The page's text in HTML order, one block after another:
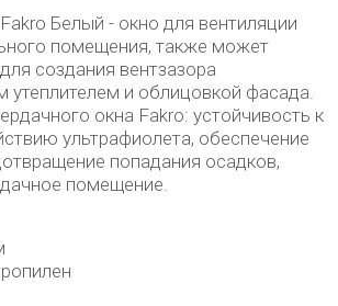
Белый - окно для вентиляции
помещения, также может
создания вентзазора
и облицовкой фасада.
окна Fakro: устойчивость к
ультрафиолета, обеспечение
попадания осадков,
помещение.